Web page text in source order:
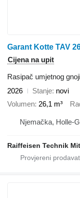
Garant Kotte TAV
Cijena na upit
Rasipač umjetnog
2026
Stanje novi
Volumen 26,1 m³
Njemačka, Holle-
Raiffeisen Technik